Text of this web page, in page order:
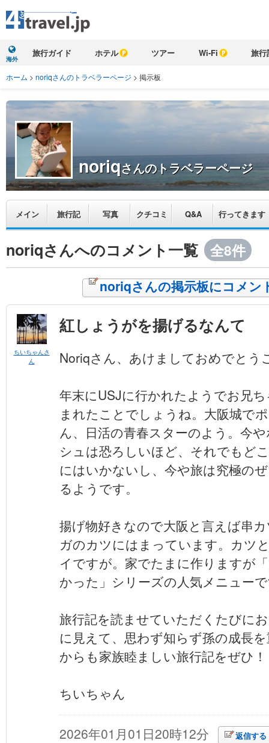
海外
旅行ガイド ホテル ツアー Wi-Fi 旅行
ホーム > noriqさんのトラベラーページ > 掲示板
noriqさんのトラベラーページ
メイン 旅行記 写真 クチコミ Q&A 行ってきます
noriqさんへのコメント一覧 全8件
noriqさんの掲示板にコメン
ちいちゃんさ
ん
紅しょうがを揚げるなんて
Noriqさん、あけましておめでとう
年末にUSJに行かれたようでお兄
まれたことでしょうね。大阪城で
ん、日活の青春スターのよう。今
シュは恐ろしいほど、それでもど
にはいかないし、今や旅は究極の
るようです。
揚げ物好きなので大阪と言えば串
ガのカツにはまっています。カツ
イですが。家でたまに作りますが
かった」シリーズの人気メニュー
旅行記を読ませていただくたびに
に見えて、思わず知らず孫の成長
からも家族睦ましい旅行記をぜひ！
ちいちゃん
2026年01月01日20時12分 返信する